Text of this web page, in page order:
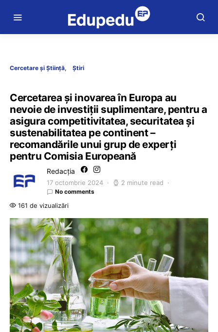
Cercetare și Știință Știri
Cercetarea și inovarea în Europa au
nevoie de investiții suplimentare, pentru a
asigura competitivitatea, securitatea și
sustenabilitatea pe continent –
recomandările unui grup de experți
pentru Comisia Europeană
Redacția
17 octombrie 2024 2 minute read
No comments
161 de vizualizări